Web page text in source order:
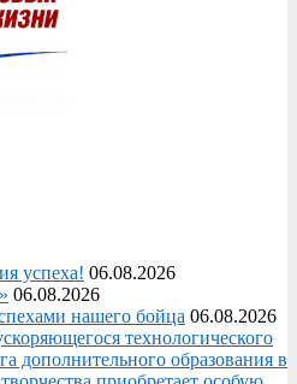
успеха! 06.08.2026
06.08.2026
нашего бойца 06.08.2026
технологического
дополнительного образования в